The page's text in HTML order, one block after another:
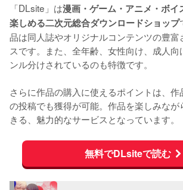
「DLsite」は漫画・ゲーム・アニメ・ボイ
楽しめる二次元総合ダウンロードショップ
品は同人誌やオリジナルコンテンツの豊
スです。また、全年齢、女性向け、成人向
ンル分けされているのも特徴です。
さらに作品の購入に使えるポイントは、作
の投稿でも獲得が可能。作品を楽しみな
きる、魅力的なサービスとなっています。
無料でDLsiteで読む